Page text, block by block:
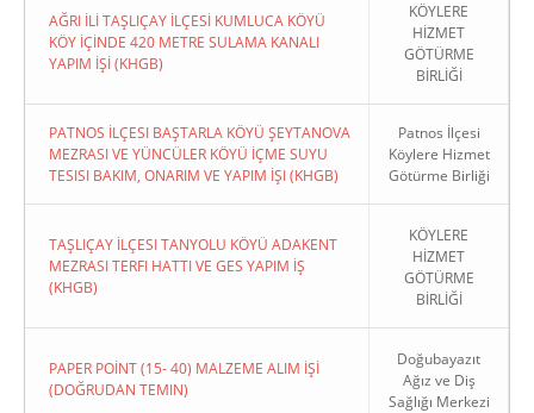
AĞRI İLİ TAŞLIÇAY İLÇESİ KUMLUCA KÖYÜ
KÖY İÇİNDE 420 METRE SULAMA KANALI
YAPIM İŞİ (KHGB)
KÖYLERE
HİZMET
GÖTÜRME
BİRLİĞİ
PATNOS İLÇESI BAŞTARLA KÖYÜ ŞEYTANOVA
MEZRASI VE YÜNCÜLER KÖYÜ İÇME SUYU
TESISI BAKIM, ONARIM VE YAPIM İŞI (KHGB)
Patnos İlçesi
Köylere Hizmet
Götürme Birliği
TAŞLIÇAY İLÇESI TANYOLU KÖYÜ ADAKENT
MEZRASI TERFI HATTI VE GES YAPIM İŞ
(KHGB)
KÖYLERE
HİZMET
GÖTÜRME
BİRLİĞİ
PAPER POİNT (15- 40) MALZEME ALIM İŞİ
(DOĞRUDAN TEMIN)
Doğubayazıt
Ağız ve Diş
Sağlığı Merkezi